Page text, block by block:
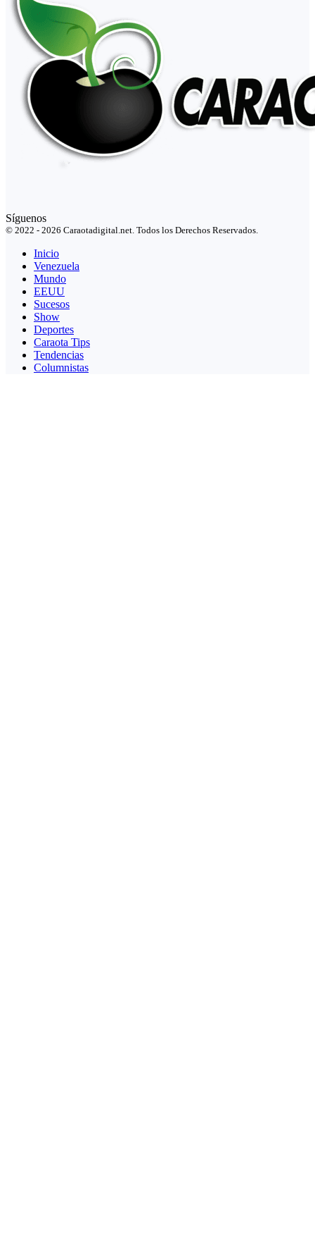
Síguenos
© 2022 - 2026 Caraotadigital.net. Todos los Derechos Reservados.
Inicio
Venezuela
Mundo
EEUU
Sucesos
Show
Deportes
Caraota Tips
Tendencias
Columnistas